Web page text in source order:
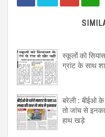
स्कूलों को
ग्रांट के साथ
बरेली : बीईओ
तो जांच से
हाथ खड़े